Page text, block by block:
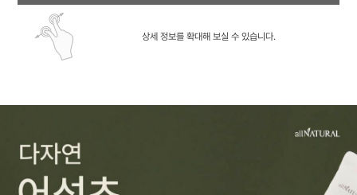
상세 정보를 확대해 보실 수 있습니다.